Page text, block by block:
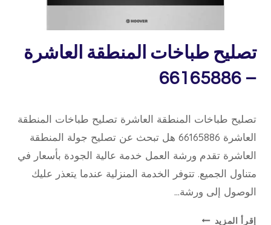
خدمة
منازل
تصليح طباخات المنطقة العاشرة
– 66165886
repaircookers
تصليح طباخات المنطقة العاشرة تصليح طباخات المنطقة
العاشرة 66165886 هل تبحث عن تصليح جولة المنطقة
العاشرة تقدم ورشة العمل خدمة عالية الجودة بأسعار في
متناول الجميع. تتوفر الخدمة المنزلية عندما يتعذر عليك
الوصول إلى ورشة…
إقرأ المزيد تصليح